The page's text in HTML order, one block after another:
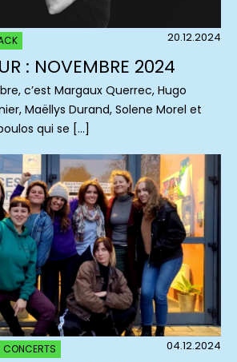
20.12.2024
: NOVEMBRE 2024
c’est Margaux Querrec, Hugo
Maëllys Durand, Solene Morel et
qui se […]
CONCERTS 04.12.2024